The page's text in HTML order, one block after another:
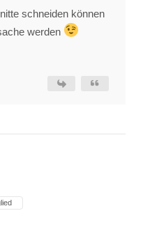
schneiden können
werden